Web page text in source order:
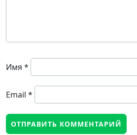
Имя *
Email *